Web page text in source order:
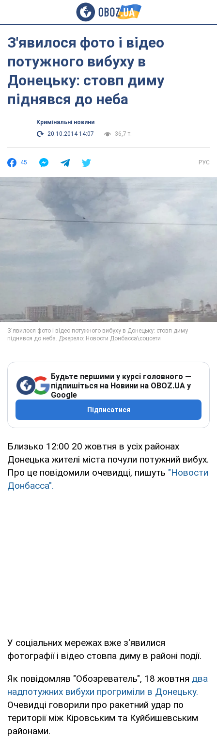
З'явилося фото і відео
потужного вибуху в
Донецьку: стовп диму
піднявся до неба
Кримінальні новини
20.10.2014 14:07
36,7 т.
45 РУС
Будьте першими у курсі головного —
підпишіться на Новини на OBOZ.UA у
Google
Підписатися
Близько 12:00 20 жовтня в усіх районах
Донецька жителі міста почули потужний вибух.
Про це повідомили очевидці, пишуть "Новости
Донбасса".
У соціальних мережах вже з'явилися
фотографії і відео стовпа диму в районі події.
Як повідомляв "Обозреватель", 18 жовтня два
надпотужних вибухи прогриміли в Донецьку.
Очевидці говорили про ракетний удар по
території між Кіровським та Куйбишевським
районами.